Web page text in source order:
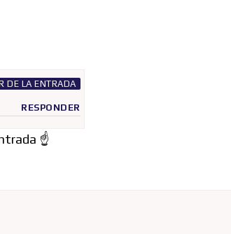
DE LA ENTRADA
RESPONDER
☝️